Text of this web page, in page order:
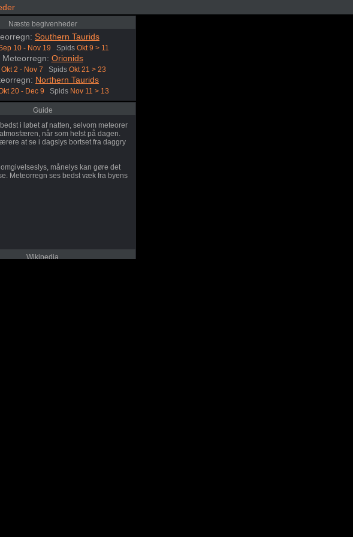
Næste begivenheder
Southern Taurids
10 - Nov 19 Spids Okt 9 > 11
Meteorregn: Orionids
Okt 2 - Nov 7 Spids Okt 21 > 23
Northern Taurids
20 - Dec 9 Spids Nov 11 > 13
Guide
i løbet af natten, selvom meteorer
når som helst på dagen.
at se i dagslys bortset fra daggry
månelys kan gøre det
Meteorregn ses bedst væk fra byens
Wikipedia